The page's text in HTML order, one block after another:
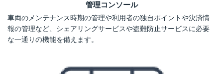
管理コンソール
車両のメンテナンス時期の管理や利用者の独自ポイントや決済情
報の管理など、シェアリングサービスや盗難防止サービスに必要
な一通りの機能を備えます。